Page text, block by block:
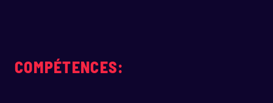
COMPÉTENCES: